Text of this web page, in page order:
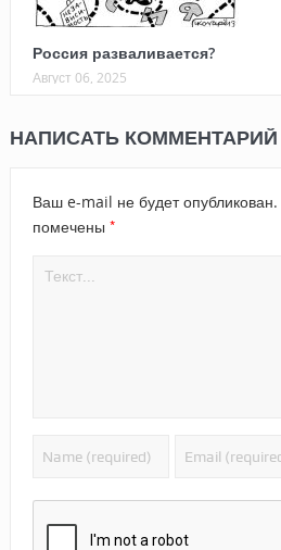
Россия разваливается?
Август 06, 2025
НАПИСАТЬ КОММЕНТАРИЙ
Ваш e-mail не будет опубликован.
помечены *